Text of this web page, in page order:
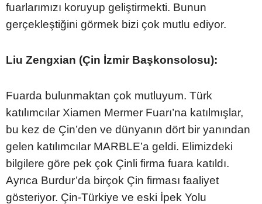
fuarlarımızı koruyup geliştirmekti. Bunun
gerçekleştiğini görmek bizi çok mutlu ediyor.
Liu Zengxian (Çin İzmir Başkonsolosu):
Fuarda bulunmaktan çok mutluyum. Türk
katılımcılar Xiamen Mermer Fuarı’na katılmışlar,
bu kez de Çin’den ve dünyanın dört bir yanından
gelen katılımcılar MARBLE’a geldi. Elimizdeki
bilgilere göre pek çok Çinli firma fuara katıldı.
Ayrıca Burdur’da birçok Çin firması faaliyet
gösteriyor. Çin-Türkiye ve eski İpek Yolu